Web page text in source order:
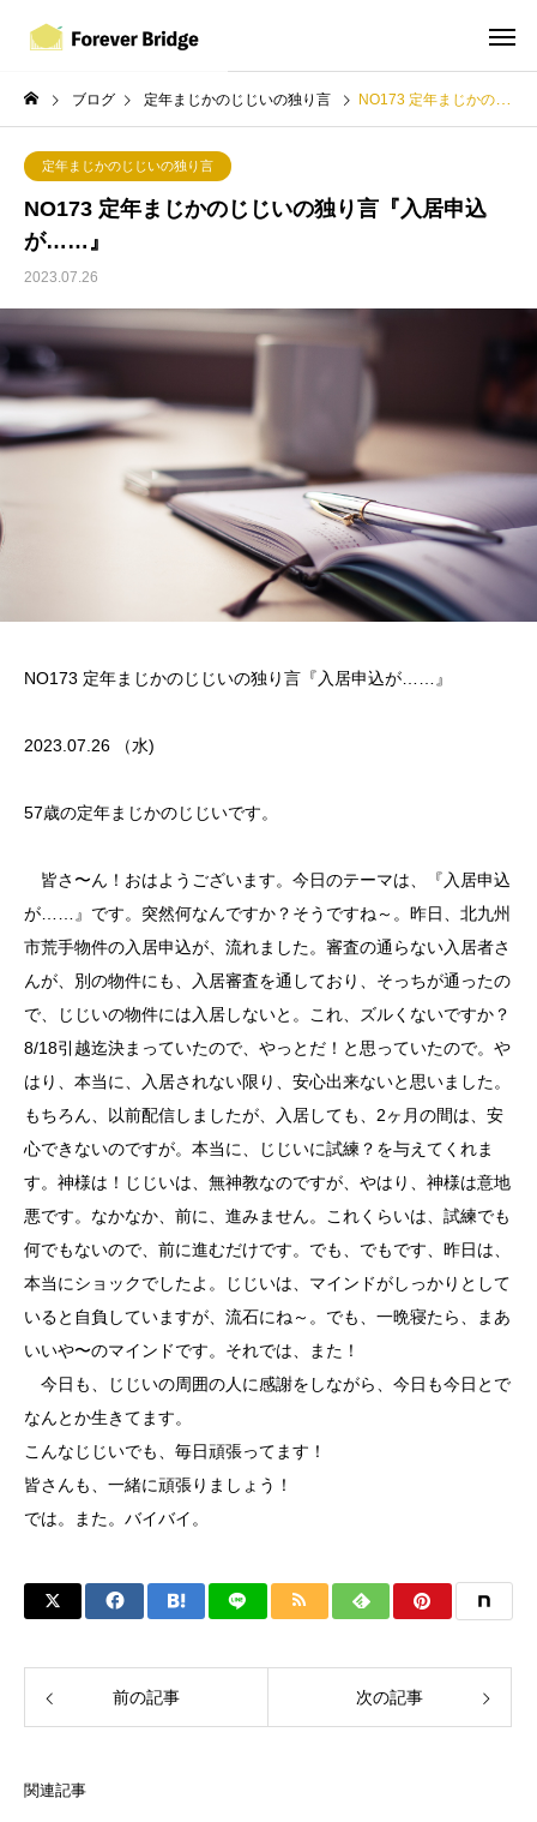
ブログ 定年まじかのじじいの独り言 NO173 定年まじかのじじいの独り言『入居申込が……』
定年まじかのじじいの独り言
NO173 定年まじかのじじいの独り言『入居申込
が……』
2023.07.26
NO173 定年まじかのじじいの独り言『入居申込が……』
2023.07.26 （水)
57歳の定年まじかのじじいです。
皆さ〜ん！おはようございます。今日のテーマは、『入居申込
が……』です。突然何なんですか？そうですね～。昨日、北九州
市荒手物件の入居申込が、流れました。審査の通らない入居者さ
んが、別の物件にも、入居審査を通しており、そっちが通ったの
で、じじいの物件には入居しないと。これ、ズルくないですか？
8/18引越迄決まっていたので、やっとだ！と思っていたので。や
はり、本当に、入居されない限り、安心出来ないと思いました。
もちろん、以前配信しましたが、入居しても、2ヶ月の間は、安
心できないのですが。本当に、じじいに試練？を与えてくれま
す。神様は！じじいは、無神教なのですが、やはり、神様は意地
悪です。なかなか、前に、進みません。これくらいは、試練でも
何でもないので、前に進むだけです。でも、でもです、昨日は、
本当にショックでしたよ。じじいは、マインドがしっかりとして
いると自負していますが、流石にね～。でも、一晩寝たら、まあ
いいや〜のマインドです。それでは、また！
今日も、じじいの周囲の人に感謝をしながら、今日も今日とで
なんとか生きてます。
こんなじじいでも、毎日頑張ってます！
皆さんも、一緒に頑張りましょう！
では。また。バイバイ。
前の記事 次の記事
関連記事